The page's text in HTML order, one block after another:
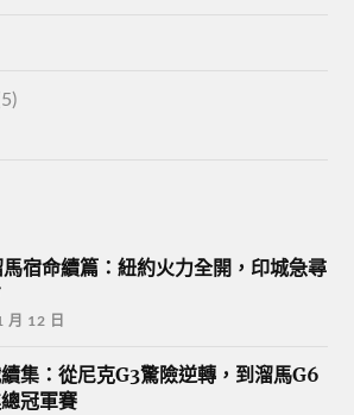
宿命續篇：紐約火力全開，印城急尋
月 12 日
集：從尼克G3驚險逆轉，到溜馬G6
冠軍賽